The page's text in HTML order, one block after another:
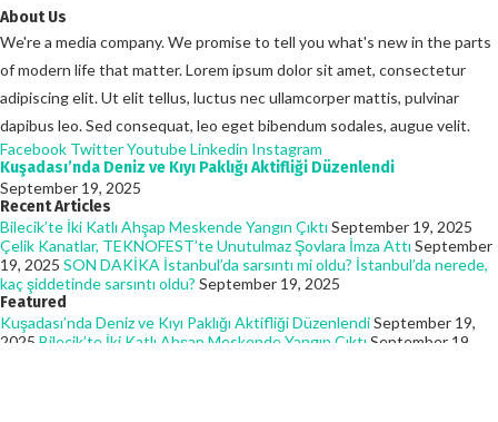
About Us
We're a media company. We promise to tell you what's new in the parts
of modern life that matter. Lorem ipsum dolor sit amet, consectetur
adipiscing elit. Ut elit tellus, luctus nec ullamcorper mattis, pulvinar
dapibus leo. Sed consequat, leo eget bibendum sodales, augue velit.
Facebook TwitterYoutubeLinkedin Instagram
Kuşadası’nda Deniz ve Kıyı Paklığı Aktifliği Düzenlendi
September 19, 2025
Recent Articles
Bilecik’te İki Katlı Ahşap Meskende Yangın Çıktı September 19, 2025
Çelik Kanatlar, TEKNOFEST’te Unutulmaz Şovlara İmza Attı September
19, 2025 SON DAKİKA İstanbul’da sarsıntı mi oldu? İstanbul’da nerede,
kaç şiddetinde sarsıntı oldu? September 19, 2025
Featured
Kuşadası’nda Deniz ve Kıyı Paklığı Aktifliği DüzenlendiSeptember 19,
2025 Bilecik’te İki Katlı Ahşap Meskende Yangın Çıktı September 19,